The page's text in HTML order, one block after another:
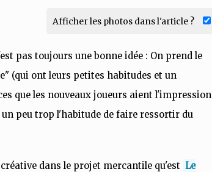
Afficher les photos dans l'article ?
pas toujours une bonne idée : On prend le
(qui ont leurs petites habitudes et un
que les nouveaux joueurs aient l'impression
peu trop l'habitude de faire ressortir du
dans le projet mercantile qu'est Le